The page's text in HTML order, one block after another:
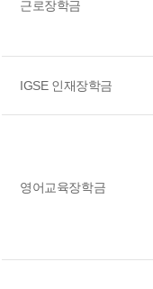
근로장학금
IGSE 인재장학금
영어교육장학금